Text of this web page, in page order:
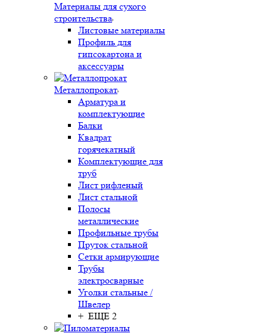
Материалы для сухого
строительства
Листовые материалы
Профиль для
гипсокартона и
аксессуары
Металлопрокат
Арматура и
комплектующие
Балки
Квадрат
горячекатный
Комплектующие для
труб
Лист рифленый
Лист стальной
Полосы
металлические
Профильные трубы
Пруток стальной
Сетки армирующие
Трубы
электросварные
Уголки стальные /
Швелер
+ ЕЩЕ 2